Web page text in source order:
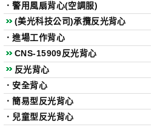
．警用風扇背心(空調服)
(美光科技公司)承攬反光背心
．進場工作背心
CNS-15909反光背心
反光背心
． 安全背心
．簡易型反光背心
． 兒童型反光背心